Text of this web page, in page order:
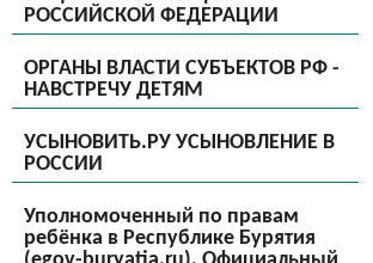
РОССИЙСКОЙ ФЕДЕРАЦИИ
ОРГАНЫ ВЛАСТИ СУБЪЕКТОВ РФ -
НАВСТРЕЧУ ДЕТЯМ
УСЫНОВИТЬ.РУ УСЫНОВЛЕНИЕ В
РОССИИ
Уполномоченный по правам
ребёнка в Республике Бурятия